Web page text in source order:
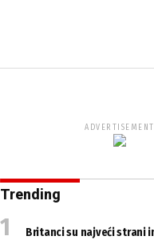
ADVERTISEMENT
Trending
Britanci su najveći strani